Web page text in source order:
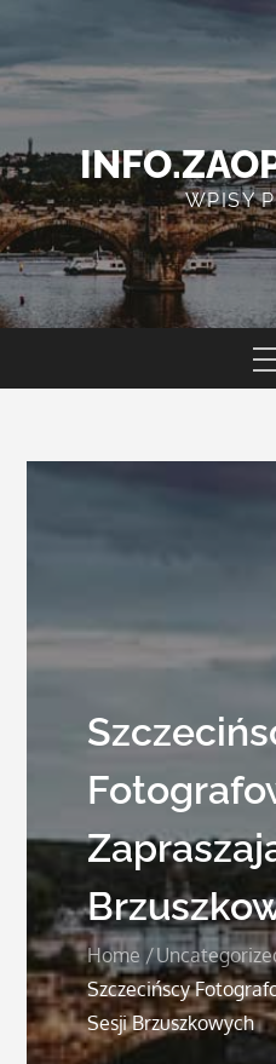
content
WPISY
Home
Szczecińscy
Sesji Brzuszkowych